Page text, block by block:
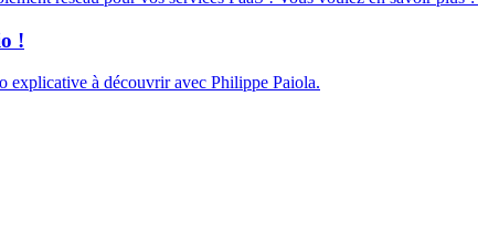
!
explicative à découvrir avec Philippe Paiola.